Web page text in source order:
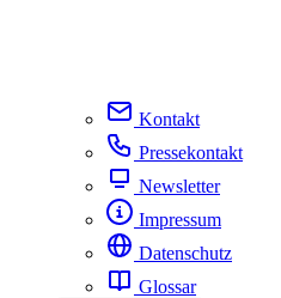
Kontakt
Pressekontakt
Newsletter
Impressum
Datenschutz
Glossar